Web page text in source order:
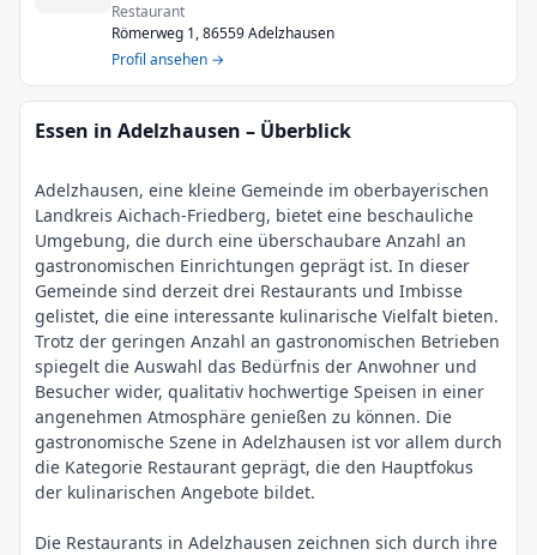
Restaurant
Römerweg 1, 86559 Adelzhausen
Profil ansehen →
Essen in Adelzhausen – Überblick
Adelzhausen, eine kleine Gemeinde im oberbayerischen
Landkreis Aichach-Friedberg, bietet eine beschauliche
Umgebung, die durch eine überschaubare Anzahl an
gastronomischen Einrichtungen geprägt ist. In dieser
Gemeinde sind derzeit drei Restaurants und Imbisse
gelistet, die eine interessante kulinarische Vielfalt bieten.
Trotz der geringen Anzahl an gastronomischen Betrieben
spiegelt die Auswahl das Bedürfnis der Anwohner und
Besucher wider, qualitativ hochwertige Speisen in einer
angenehmen Atmosphäre genießen zu können. Die
gastronomische Szene in Adelzhausen ist vor allem durch
die Kategorie Restaurant geprägt, die den Hauptfokus
der kulinarischen Angebote bildet.
Die Restaurants in Adelzhausen zeichnen sich durch ihre